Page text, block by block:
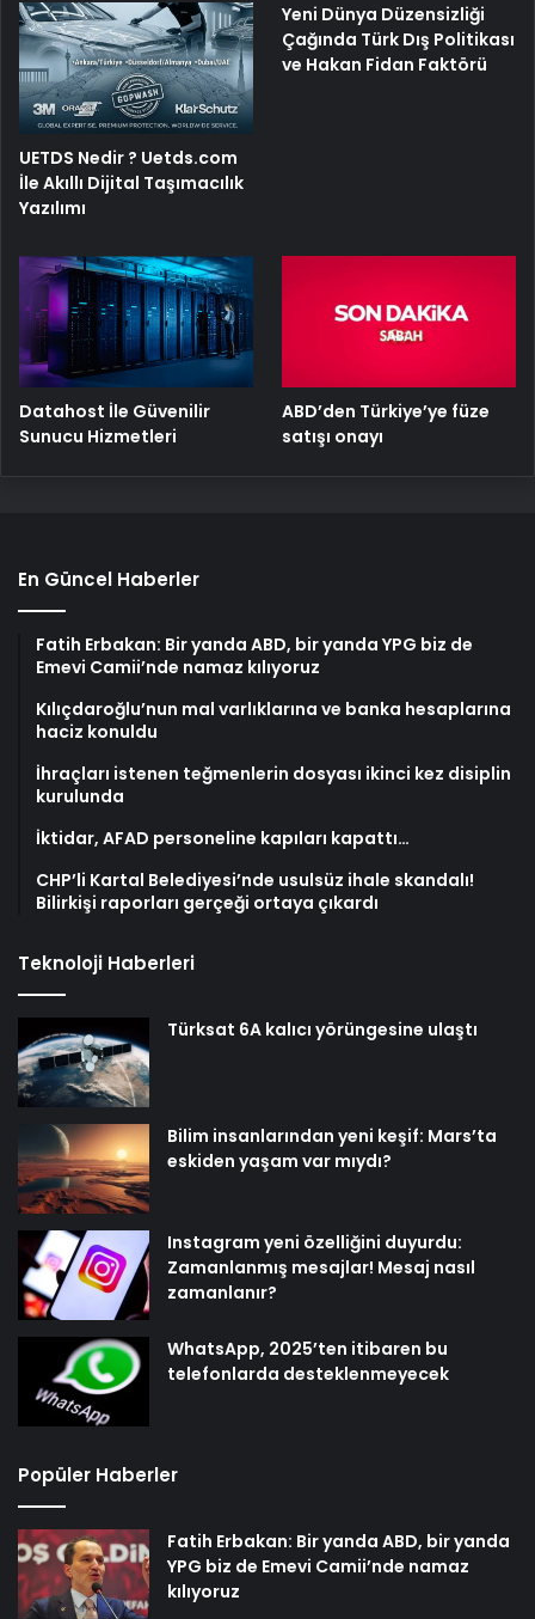
UETDS Nedir ? Uetds.com
İle Akıllı Dijital Taşımacılık
Yazılımı
Yeni Dünya Düzensizliği
Çağında Türk Dış Politikası
ve Hakan Fidan Faktörü
Datahost İle Güvenilir
Sunucu Hizmetleri
ABD’den Türkiye’ye füze
satışı onayı
En Güncel Haberler
Fatih Erbakan: Bir yanda ABD, bir yanda YPG biz de
Emevi Camii’nde namaz kılıyoruz
Kılıçdaroğlu’nun mal varlıklarına ve banka hesaplarına
haciz konuldu
İhraçları istenen teğmenlerin dosyası ikinci kez disiplin
kurulunda
İktidar, AFAD personeline kapıları kapattı…
CHP’li Kartal Belediyesi’nde usulsüz ihale skandalı!
Bilirkişi raporları gerçeği ortaya çıkardı
Teknoloji Haberleri
Türksat 6A kalıcı yörüngesine ulaştı
Bilim insanlarından yeni keşif: Mars’ta
eskiden yaşam var mıydı?
Instagram yeni özelliğini duyurdu:
Zamanlanmış mesajlar! Mesaj nasıl
zamanlanır?
WhatsApp, 2025’ten itibaren bu
telefonlarda desteklenmeyecek
Popüler Haberler
Fatih Erbakan: Bir yanda ABD, bir yanda
YPG biz de Emevi Camii’nde namaz
kılıyoruz